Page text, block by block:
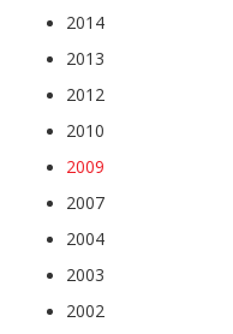
2014
2013
2012
2010
2009
2007
2004
2003
2002